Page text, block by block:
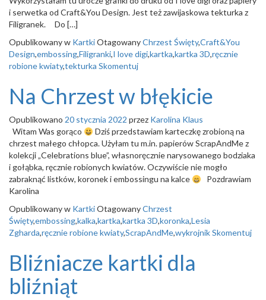
i serwetka od Craft&You Design. Jest też zawijaskowa tekturka z
Filigranek. Do […]
Opublikowany w KartkiOtagowanyChrzest Święty,Craft&You
Design,embossing,Filigranki,I love digi,kartka,kartka 3D,ręcznie
robione kwiaty,tekturka Skomentuj
Na Chrzest w błękicie
Opublikowano 20 stycznia 2022 przez Karolina Klaus
Witam Was gorąco
Dziś przedstawiam karteczkę zrobioną na
chrzest małego chłopca. Użyłam tu m.in. papierów ScrapAndMe z
kolekcji „Celebrations blue”, własnoręcznie narysowanego bodziaka
i gołąbka, ręcznie robionych kwiatów. Oczywiście nie mogło
zabraknąć listków, koronek i embossingu na kalce
Pozdrawiam
Karolina
Opublikowany w KartkiOtagowanyChrzest
Święty,embossing,kalka,kartka,kartka 3D,koronka,Lesia
Zgharda,ręcznie robione kwiaty,ScrapAndMe,wykrojnikSkomentuj
Bliźniacze kartki dla
bliźniąt